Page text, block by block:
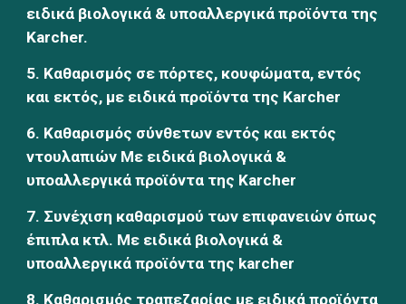
ειδικά βιολογικά & υποαλλεργικά προϊόντα της
Karcher.
5. Καθαρισμός σε πόρτες, κουφώματα, εντός
και εκτός, με ειδικά προϊόντα της Karcher
6. Καθαρισμός σύνθετων εντός και εκτός
ντουλαπιών Με ειδικά βιολογικά &
υποαλλεργικά προϊόντα της Karcher
7. Συνέχιση καθαρισμού των επιφανειών όπως
έπιπλα κτλ. Με ειδικά βιολογικά &
υποαλλεργικά προϊόντα της karcher
8. Καθαρισμός τραπεζαρίας με ειδικά προϊόντα